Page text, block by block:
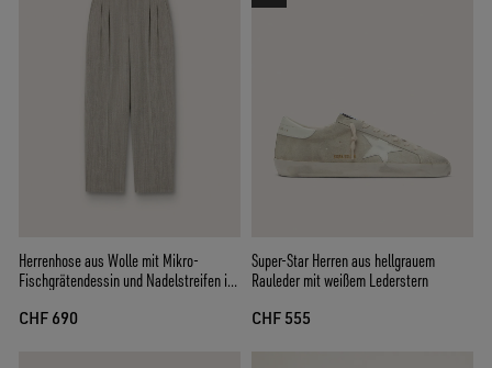
Herrenhose aus Wolle mit Mikro-
Fischgrätendessin und Nadelstreifen in
CHF 690
Super-Star Herren aus hellgrauem
Rauleder mit weißem Lederstern
CHF 555